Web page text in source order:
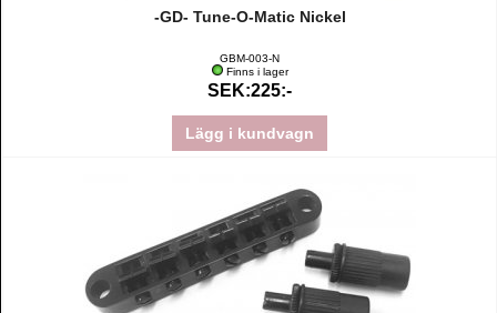
-GD- Tune-O-Matic Nickel
GBM-003-N
Finns i lager
SEK:225:-
Lägg i kundvagn